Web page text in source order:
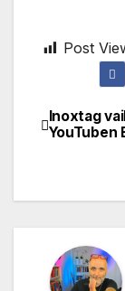
Post
Post
Inoxtag
YouTuben